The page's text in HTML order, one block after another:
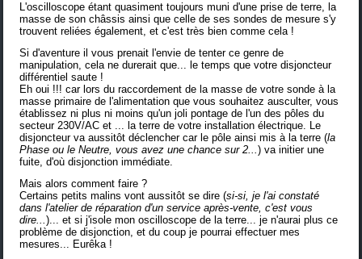
L'oscilloscope étant quasiment toujours muni d'une prise de terre, la
masse de son châssis ainsi que celle de ses sondes de mesure s'y
trouvent reliées également, et c'est très bien comme cela !
Si d'aventure il vous prenait l'envie de tenter ce genre de
manipulation, cela ne durerait que... le temps que votre disjoncteur
différentiel saute !
Eh oui !!! car lors du raccordement de la masse de votre sonde à la
masse primaire de l'alimentation que vous souhaitez ausculter, vous
établissez ni plus ni moins qu'un joli pontage de l'un des pôles du
secteur 230V/AC et ... la terre de votre installation électrique. Le
disjoncteur va aussitôt déclencher car le pôle ainsi mis à la terre (la
Phase ou le Neutre, vous avez une chance sur 2...) va initier une
fuite, d'où disjonction immédiate.
Mais alors comment faire ?
Certains petits malins vont aussitôt se dire (si-si, je l'ai constaté
dans l'atelier de réparation d'un service après-vente, c'est vous
dire...)... et si j'isole mon oscilloscope de la terre... je n'aurai plus ce
problème de disjonction, et du coup je pourrai effectuer mes
mesures... Eurêka !